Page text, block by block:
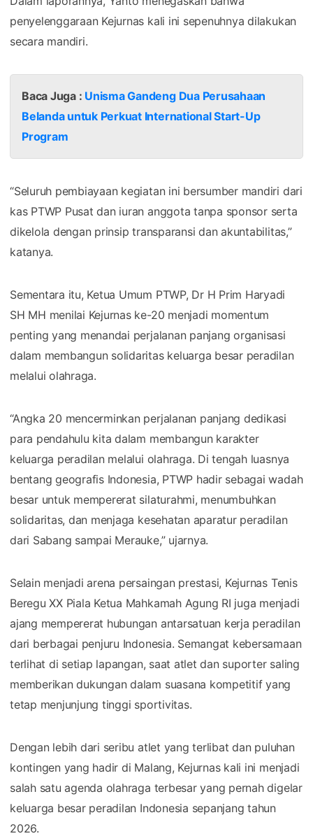
penyelenggaraan Kejurnas kali ini sepenuhnya dilakukan
secara mandiri.
Baca Juga : Unisma Gandeng Dua Perusahaan
Belanda untuk Perkuat International Start-Up
Program
“Seluruh pembiayaan kegiatan ini bersumber mandiri dari
kas PTWP Pusat dan iuran anggota tanpa sponsor serta
dikelola dengan prinsip transparansi dan akuntabilitas,”
katanya.
Sementara itu, Ketua Umum PTWP, Dr H Prim Haryadi
SH MH menilai Kejurnas ke-20 menjadi momentum
penting yang menandai perjalanan panjang organisasi
dalam membangun solidaritas keluarga besar peradilan
melalui olahraga.
“Angka 20 mencerminkan perjalanan panjang dedikasi
para pendahulu kita dalam membangun karakter
keluarga peradilan melalui olahraga. Di tengah luasnya
bentang geografis Indonesia, PTWP hadir sebagai wadah
besar untuk mempererat silaturahmi, menumbuhkan
solidaritas, dan menjaga kesehatan aparatur peradilan
dari Sabang sampai Merauke,” ujarnya.
Selain menjadi arena persaingan prestasi, Kejurnas Tenis
Beregu XX Piala Ketua Mahkamah Agung RI juga menjadi
ajang mempererat hubungan antarsatuan kerja peradilan
dari berbagai penjuru Indonesia. Semangat kebersamaan
terlihat di setiap lapangan, saat atlet dan suporter saling
memberikan dukungan dalam suasana kompetitif yang
tetap menjunjung tinggi sportivitas.
Dengan lebih dari seribu atlet yang terlibat dan puluhan
kontingen yang hadir di Malang, Kejurnas kali ini menjadi
salah satu agenda olahraga terbesar yang pernah digelar
keluarga besar peradilan Indonesia sepanjang tahun
2026.